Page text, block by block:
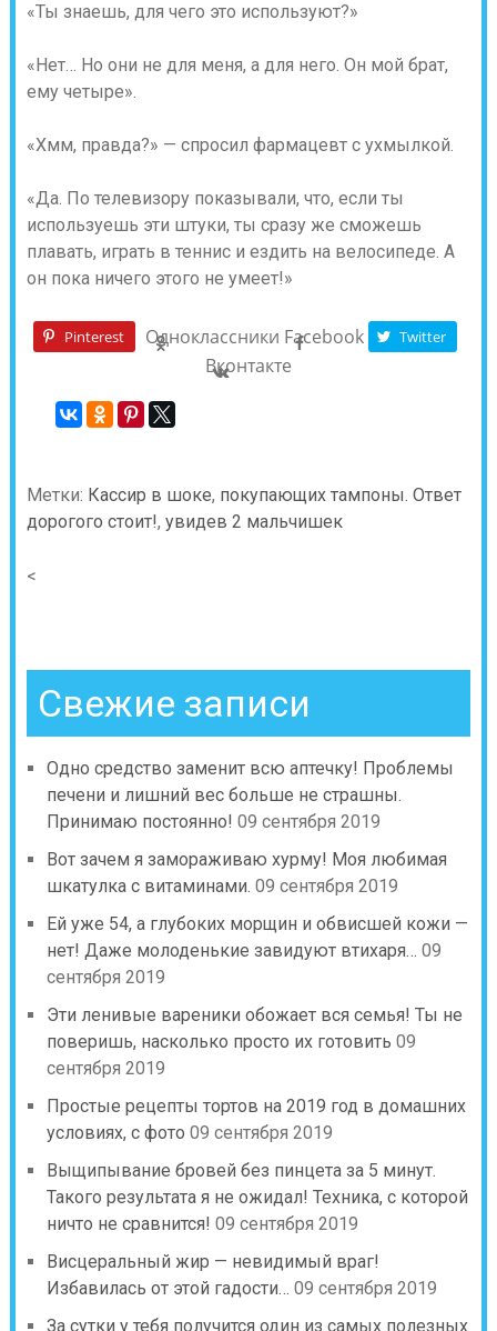
«Ты знаешь, для чего это используют?»
«Нет… Но они не для меня, а для него. Он мой брат,
ему четыре».
«Хмм, правда?» — спросил фармацевт с ухмылкой.
«Да. По телевизору показывали, что, если ты
используешь эти штуки, ты сразу же сможешь
плавать, играть в теннис и ездить на велосипеде. А
он пока ничего этого не умеет!»
Pinterest Одноклассники Facebook Twitter
Вконтакте
Метки: Кассир в шоке, покупающих тампоны. Ответ
дорогого стоит!, увидев 2 мальчишек
<
Свежие записи
Одно средство заменит всю аптечку! Проблемы
печени и лишний вес больше не страшны.
Принимаю постоянно! 09 сентября 2019
Вот зачем я замораживаю хурму! Моя любимая
шкатулка с витаминами. 09 сентября 2019
Ей уже 54, а глубоких морщин и обвисшей кожи —
нет! Даже молоденькие завидуют втихаря… 09
сентября 2019
Эти ленивые вареники обожает вся семья! Ты не
поверишь, насколько просто их готовить 09
сентября 2019
Простые рецепты тортов на 2019 год в домашних
условиях, с фото 09 сентября 2019
Выщипывание бровей без пинцета за 5 минут.
Такого результата я не ожидал! Техника, с которой
ничто не сравнится! 09 сентября 2019
Висцеральный жир — невидимый враг!
Избавилась от этой гадости… 09 сентября 2019
За сутки у тебя получится один из самых полезных